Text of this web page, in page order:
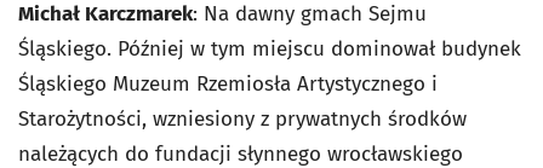
Michał Karczmarek: Na dawny gmach Sejmu
Śląskiego. Później w tym miejscu dominował budynek
Śląskiego Muzeum Rzemiosła Artystycznego i
Starożytności, wzniesiony z prywatnych środków
należących do fundacji słynnego wrocławskiego